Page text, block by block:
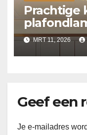
Prachtige
MRT 11, 2026
Geef een
Je e-mailadres